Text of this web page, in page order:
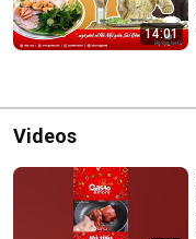
14:01
Videos